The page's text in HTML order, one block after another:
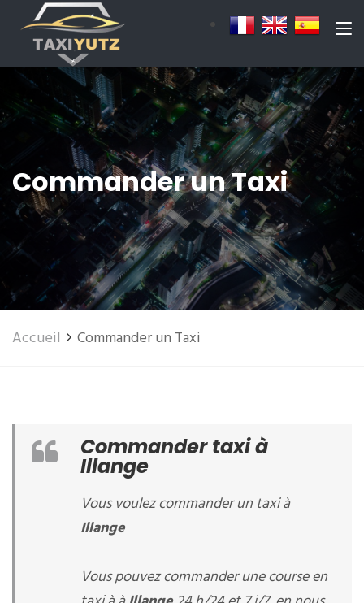
Commander un Taxi
Accueil Commander un Taxi
Commander taxi à
Illange
Vous voulez commander un taxi à
Illange
Vous pouvez commander une course en